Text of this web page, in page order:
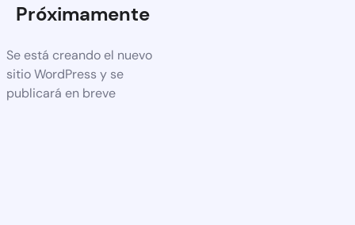
Próximamente
Se está creando el nuevo
sitio WordPress y se
publicará en breve